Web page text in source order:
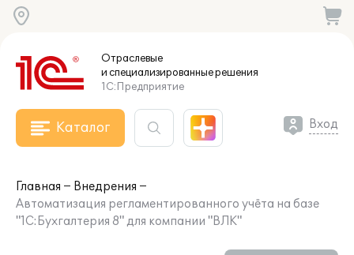
Отраслевые
и специализированныерешения
1С:Предприятие
Каталог Вход
Главная
Внедрения
Автоматизация регламентированного учёта на базе
"1С:Бухгалтерия 8" для компании "ВЛК"